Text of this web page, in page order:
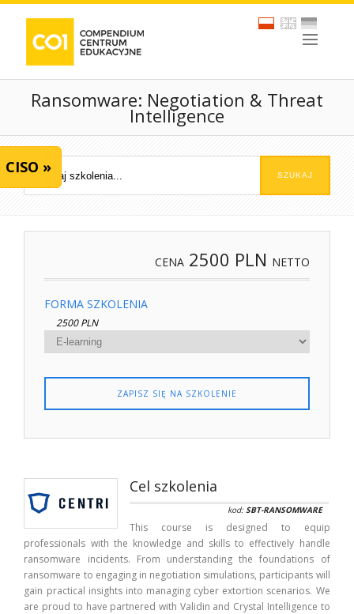
Ransomware: Negotiation & Threat
Intelligence
CISO »
CENA 2500 PLN NETTO
FORMA SZKOLENIA
2500 PLN
ZAPISZ SIĘ NA SZKOLENIE
Cel szkolenia
kod: SBT-RANSOMWARE
This course is designed to equip
professionals with the knowledge and skills to effectively handle
ransomware incidents. From understanding the foundations of
ransomware to engaging in negotiation simulations, participants will
gain practical insights into managing cyber extortion scenarios. We
are proud to have partnered with Validin and Crystal Intelligence to